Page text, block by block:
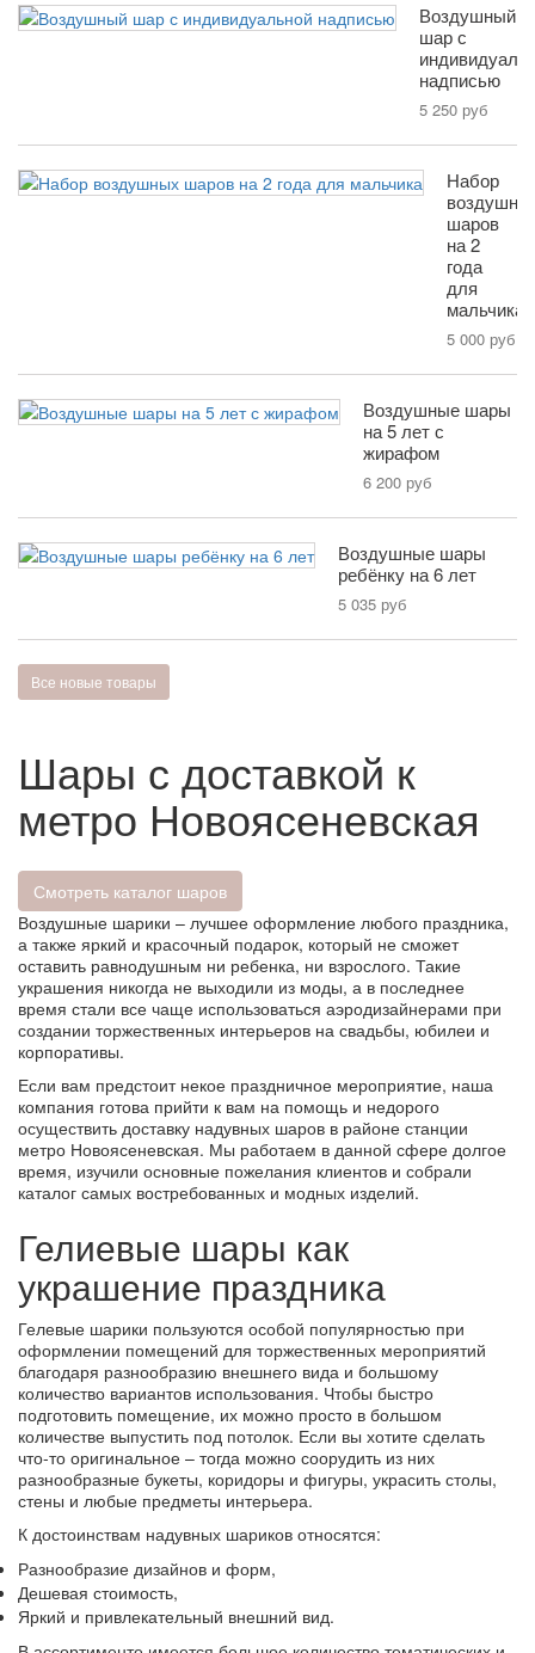
Воздушный
шар с
надписью
5 250 руб
Набор
шаров
на 2
года
для
мальчика
5 000 руб
Воздушные шары
на 5 лет с
жирафом
6 200 руб
Воздушные шары
ребёнку на 6 лет
5 035 руб
Все новые товары
Шары с доставкой к
метро Новоясеневская
Смотреть каталог шаров
Воздушные шарики – лучшее оформление любого праздника,
а также яркий и красочный подарок, который не сможет
оставить равнодушным ни ребенка, ни взрослого. Такие
украшения никогда не выходили из моды, а в последнее
время стали все чаще использоваться аэродизайнерами при
создании торжественных интерьеров на свадьбы, юбилеи и
корпоративы.
Если вам предстоит некое праздничное мероприятие, наша
компания готова прийти к вам на помощь и недорого
осуществить доставку надувных шаров в районе станции
метро Новоясеневская. Мы работаем в данной сфере долгое
время, изучили основные пожелания клиентов и собрали
каталог самых востребованных и модных изделий.
Гелиевые шары как
украшение праздника
Гелевые шарики пользуются особой популярностью при
оформлении помещений для торжественных мероприятий
благодаря разнообразию внешнего вида и большому
количество вариантов использования. Чтобы быстро
подготовить помещение, их можно просто в большом
количестве выпустить под потолок. Если вы хотите сделать
что-то оригинальное – тогда можно соорудить из них
разнообразные букеты, коридоры и фигуры, украсить столы,
стены и любые предметы интерьера.
К достоинствам надувных шариков относятся:
Разнообразие дизайнов и форм,
Дешевая стоимость,
Яркий и привлекательный внешний вид.